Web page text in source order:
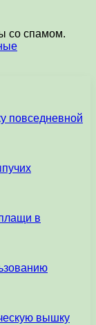
со спамом.
повседневной
в
вышку